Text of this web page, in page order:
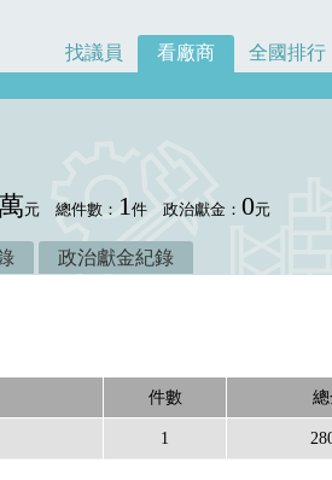
找議員 看廠商 全國排行
元 總件數： 1件 政治獻金：0元
政治獻金紀錄
件數
1